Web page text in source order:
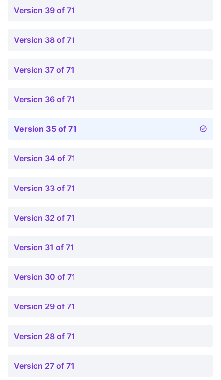
Version 39 of 71
Version 38 of 71
Version 37 of 71
Version 36 of 71
Version 35 of 71
Version 34 of 71
Version 33 of 71
Version 32 of 71
Version 31 of 71
Version 30 of 71
Version 29 of 71
Version 28 of 71
Version 27 of 71